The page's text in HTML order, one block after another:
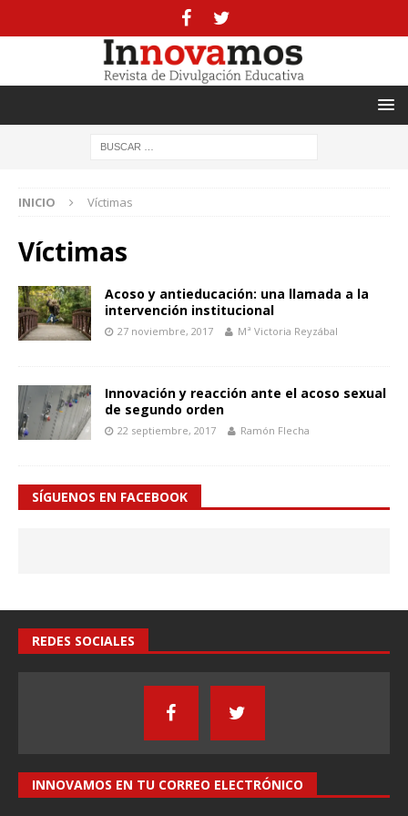
INICIO Víctimas
Víctimas
Acoso y antieducación: una llamada a la
intervención institucional
27 noviembre, 2017 Mª Victoria Reyzábal
Innovación y reacción ante el acoso sexual
de segundo orden
22 septiembre, 2017 Ramón Flecha
SÍGUENOS EN FACEBOOK
REDES SOCIALES
INNOVAMOS EN TU CORREO ELECTRÓNICO